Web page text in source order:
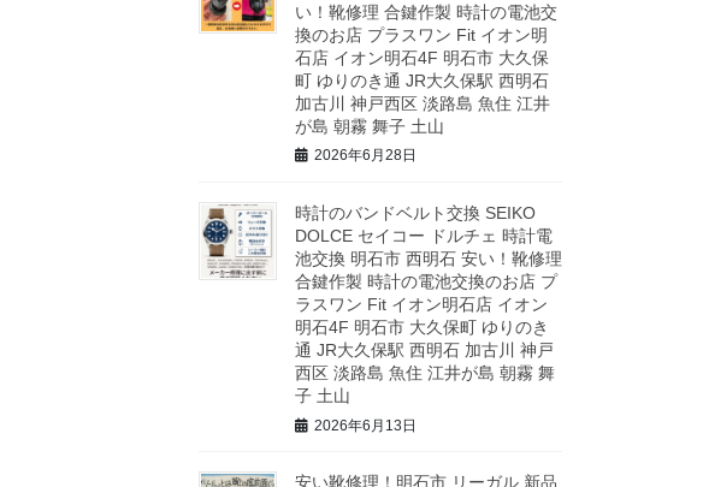
い！靴修理 合鍵作製 時計の電池交
換のお店 プラスワン Fit イオン明
石店 イオン明石4F 明石市 大久保
町 ゆりのき通 JR大久保駅 西明石
加古川 神戸西区 淡路島 魚住 江井
が島 朝霧 舞子 土山
2026年6月28日
時計のバンドベルト交換 SEIKO
DOLCE セイコー ドルチェ 時計電
池交換 明石市 西明石 安い！靴修理
合鍵作製 時計の電池交換のお店 プ
ラスワン Fit イオン明石店 イオン
明石4F 明石市 大久保町 ゆりのき
通 JR大久保駅 西明石 加古川 神戸
西区 淡路島 魚住 江井が島 朝霧 舞
子 土山
2026年6月13日
安い靴修理！明石市 リーガル 新品